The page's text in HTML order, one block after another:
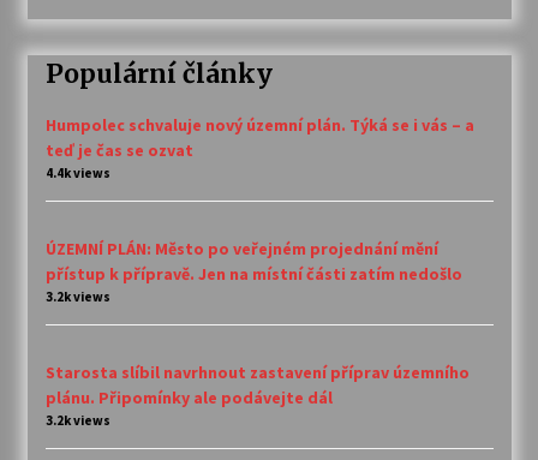
Populární články
Humpolec schvaluje nový územní plán. Týká se i vás – a
teď je čas se ozvat
4.4k views
ÚZEMNÍ PLÁN: Město po veřejném projednání mění
přístup k přípravě. Jen na místní části zatím nedošlo
3.2k views
Starosta slíbil navrhnout zastavení příprav územního
plánu. Připomínky ale podávejte dál
3.2k views